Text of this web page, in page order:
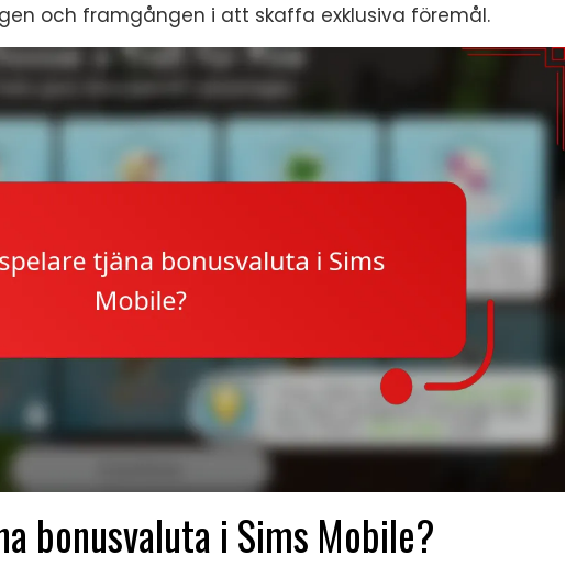
och framgången i att skaffa exklusiva föremål.
bonusvaluta i Sims Mobile?